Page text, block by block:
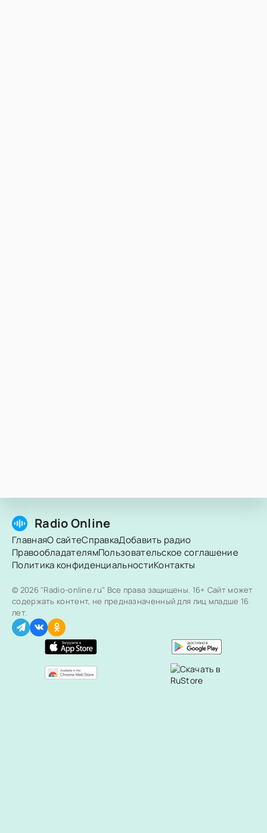
Radio Online
ГлавнаяО сайтеСправкаДобавить радио
ПравообладателямПользовательское соглашение
Политика конфиденциальностиКонтакты
© 2026 "Radio-online.ru" Все права защищены. 16+ Сайт может
содержать контент, не предназначенный для лиц младше 16
лет.